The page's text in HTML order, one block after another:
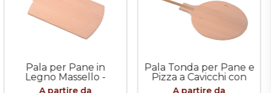
Pala per Pane in
Legno Massello -
innesto a Cavicchi (solo
A partire da
Pala Tonda per Pane e
Pizza a Cavicchi con
Manico da 200cm
A partire da